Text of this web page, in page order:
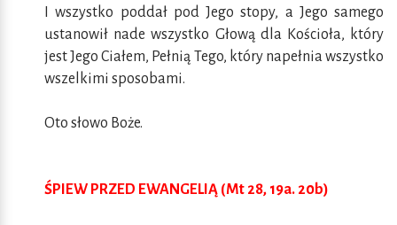
I wszystko poddał pod Jego stopy, a Jego samego
ustanowił nade wszystko Głową dla Kościoła, który
jest Jego Ciałem, Pełnią Tego, który napełnia wszystko
wszelkimi sposobami.
Oto słowo Boże.
ŚPIEW PRZED EWANGELIĄ (Mt 28, 19a. 20b)